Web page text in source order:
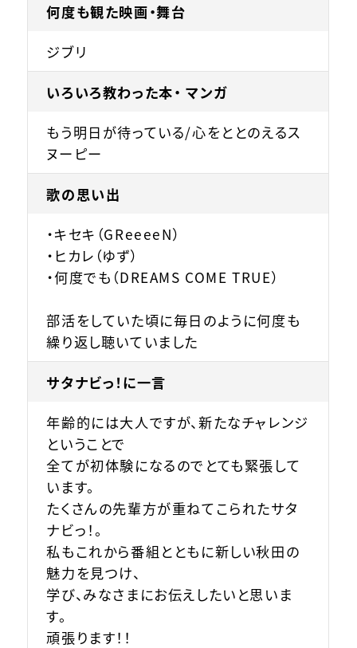
何度も観た映画・舞台
ジブリ
いろいろ教わった本・ マンガ
もう明日が待っている/心をととのえるス
ヌーピー
歌の思い出
・キセキ（GReeeeN）
・ヒカレ（ゆず）
・何度でも（DREAMS COME TRUE）
部活をしていた頃に毎日のように何度も
繰り返し聴いていました
サタナビっ！に一言
年齢的には大人ですが、新たなチャレンジ
ということで
全てが初体験になるのでとても緊張して
います。
たくさんの先輩方が重ねてこられたサタ
ナビっ！。
私もこれから番組とともに新しい秋田の
魅力を見つけ、
学び、みなさまにお伝えしたいと思いま
す。
頑張ります！！